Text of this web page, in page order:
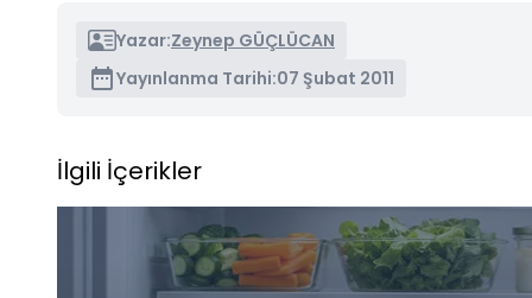
Yazar:Zeynep GÜÇLÜCAN
Yayınlanma Tarihi:07 Şubat 2011
İlgili İçerikler